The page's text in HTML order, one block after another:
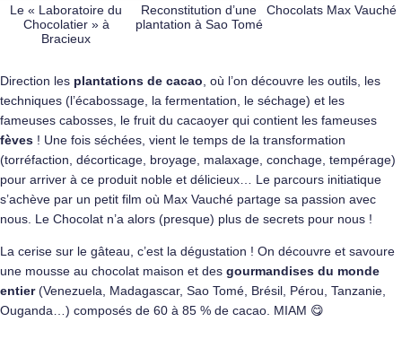
Le « Laboratoire du
Chocolatier » à
Bracieux
Reconstitution d’une
plantation à Sao Tomé
Chocolats Max Vauché
Direction les plantations de cacao , où l’on découvre les outils, les
techniques (l’écabossage, la fermentation, le séchage) et les
fameuses cabosses, le fruit du cacaoyer qui contient les fameuses
fèves ! Une fois séchées, vient le temps de la transformation
(torréfaction, décorticage, broyage, malaxage, conchage, tempérage)
pour arriver à ce produit noble et délicieux… Le parcours initiatique
s’achève par un petit film où Max Vauché partage sa passion avec
nous. Le Chocolat n’a alors (presque) plus de secrets pour nous !
La cerise sur le gâteau, c’est la dégustation ! On découvre et savoure
une mousse au chocolat maison et des gourmandises du monde
entier(Venezuela, Madagascar, Sao Tomé, Brésil, Pérou, Tanzanie,
Ouganda…) composés de 60 à 85 % de cacao. MIAM 😋